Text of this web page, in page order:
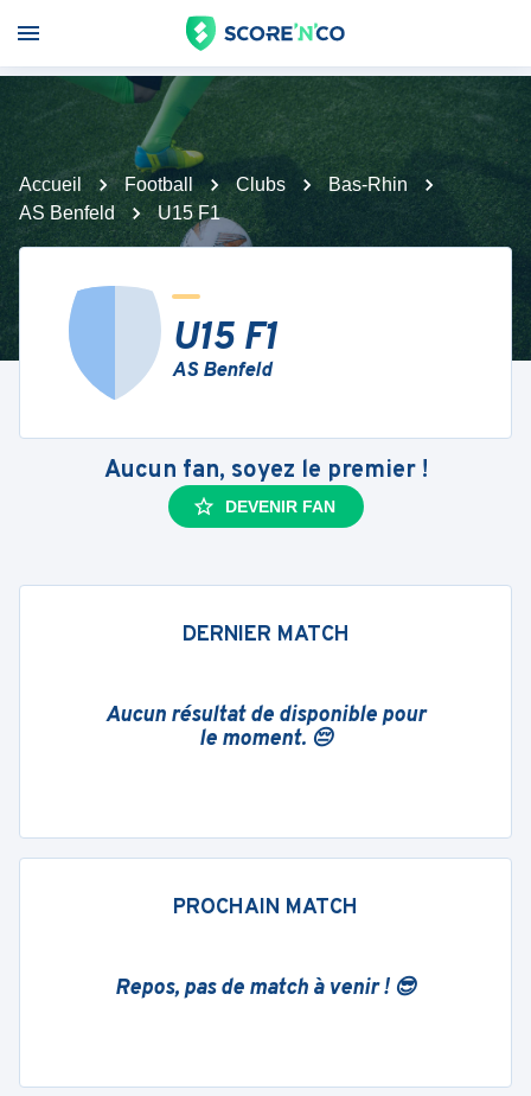
Accueil Football Clubs
Bas-Rhin
AS Benfeld
U15 F1
U15 F1
AS Benfeld
Aucun fan, soyez le premier !
DEVENIR FAN
DERNIER MATCH
Aucun résultat de disponible pour
le moment. 😔
PROCHAIN MATCH
Repos, pas de match à venir ! 😎